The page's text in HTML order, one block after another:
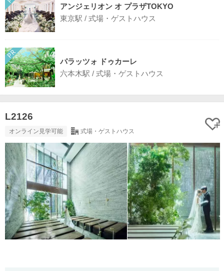
アンジェリオン オ プラザTOKYO
東京駅 / 式場・ゲストハウス
パラッツォ ドゥカーレ
六本木駅 / 式場・ゲストハウス
L2126
オンライン見学可能 式場・ゲストハウス